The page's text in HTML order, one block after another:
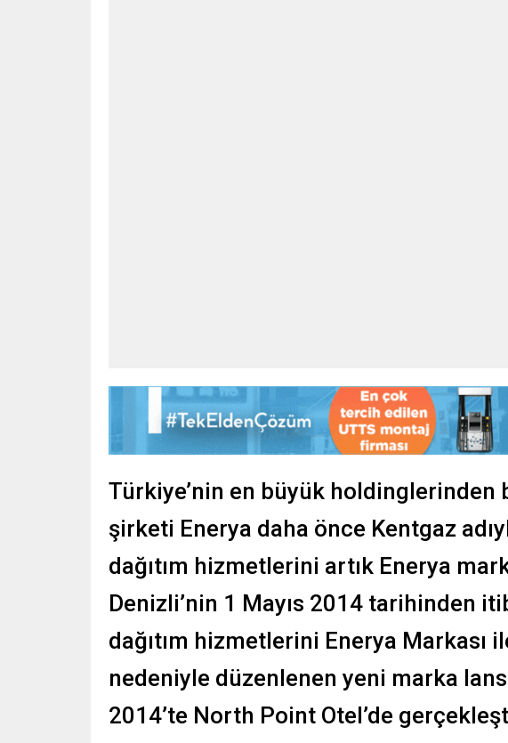
Türkiye’nin en büyük holdinglerinden
şirketi Enerya daha önce Kentgaz
dağıtım hizmetlerini artık Enerya
Denizli’nin 1 Mayıs 2014 tarihinden
dağıtım hizmetlerini Enerya Markası
nedeniyle düzenlenen yeni marka
2014’te North Point Otel’de